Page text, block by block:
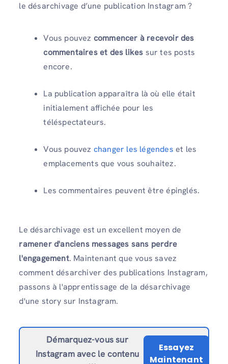
le désarchivage d’une publication Instagram ?
Vous pouvez commencer à recevoir des
commentaires et des likes sur tes posts
encore.
La publication apparaîtra là où elle était
initialement affichée pour les
téléspectateurs.
Vous pouvez changer les légendes et les
emplacements que vous souhaitez.
Les commentaires peuvent être épinglés.
Le désarchivage est un excellent moyen de
ramener d'anciens messages sans perdre
l'engagement. Maintenant que vous savez
comment désarchiver des publications Instagram,
passons à l'apprentissage de la désarchivage
d'une story sur Instagram.
Démarquez-vous sur
Instagram avec le contenu
Essayez
Maintenant